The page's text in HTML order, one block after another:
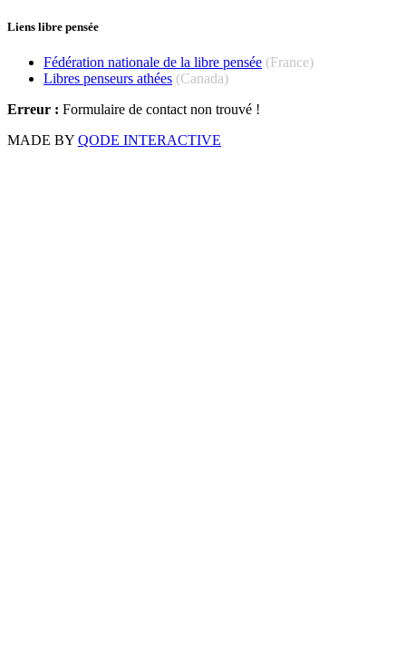
Liens libre pensée
Fédération nationale de la libre pensée (France)
Libres penseurs athées (Canada)
Erreur : Formulaire de contact non trouvé !
MADE BY QODE INTERACTIVE